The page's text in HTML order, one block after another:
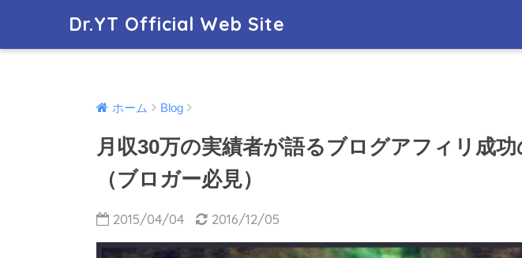
Dr.YT Official Web Site
ホーム Blog
月収30万の実績者が語るブログアフィリ成功
（ブロガー必見）
2015/04/04 2016/12/05